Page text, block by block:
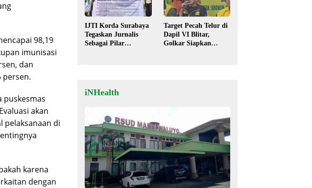
98,19
imunisasi
dan
persen.
puskesmas
akan
pelaksanaan di
karena
dengan
IJTI Korda Surabaya
Tegaskan Jurnalis
Sebagai Pilar
Target Pecah Telur di
Dapil VI Blitar,
Golkar Siapkan
iNHealth